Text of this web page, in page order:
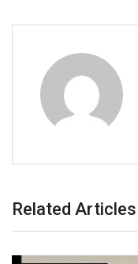
Related Articles